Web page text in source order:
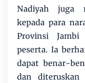
Nadiyah juga
kepada para
Provinsi
peserta. Ia
dapat benar-
dan diteruskan